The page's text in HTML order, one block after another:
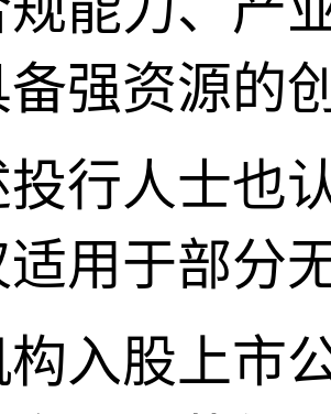
强资源的
行人士也
用于部分
入股上市